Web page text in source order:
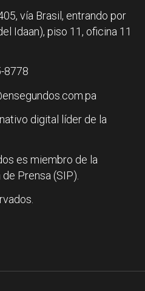
vía Brasil, entrando por
Idaan), piso 11, oficina 11
8778
digital líder de la
es miembro de la
Prensa (SIP).